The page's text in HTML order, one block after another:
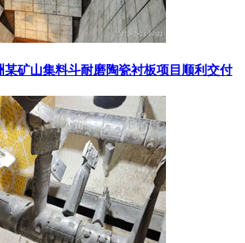
某矿山集料斗耐磨陶瓷衬板项目顺利交付